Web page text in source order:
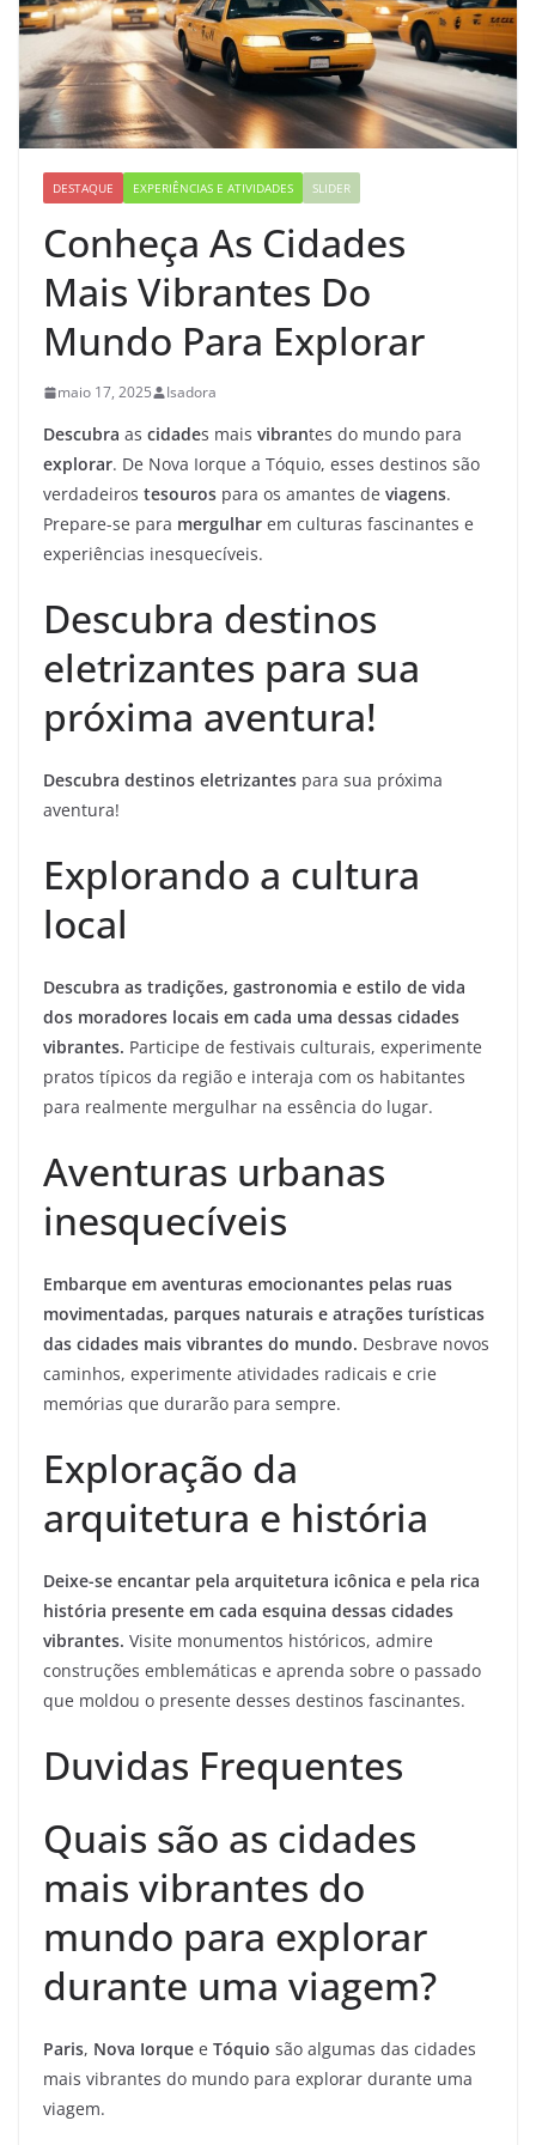
DESTAQUE EXPERIÊNCIAS E ATIVIDADES SLIDER
Conheça As Cidades
Mais Vibrantes Do
Mundo Para Explorar
maio 17, 2025 Isadora
Descubra as cidades mais vibrantes do mundo para
explorar. De Nova Iorque a Tóquio, esses destinos são
verdadeiros tesouros para os amantes de viagens.
Prepare-se para mergulhar em culturas fascinantes e
experiências inesquecíveis.
Descubra destinos
eletrizantes para sua
próxima aventura!
Descubra destinos eletrizantes para sua próxima
aventura!
Explorando a cultura
local
Descubra as tradições, gastronomia e estilo de vida
dos moradores locais em cada uma dessas cidades
vibrantes. Participe de festivais culturais, experimente
pratos típicos da região e interaja com os habitantes
para realmente mergulhar na essência do lugar.
Aventuras urbanas
inesquecíveis
Embarque em aventuras emocionantes pelas ruas
movimentadas, parques naturais e atrações turísticas
das cidades mais vibrantes do mundo. Desbrave novos
caminhos, experimente atividades radicais e crie
memórias que durarão para sempre.
Exploração da
arquitetura e história
Deixe-se encantar pela arquitetura icônica e pela rica
história presente em cada esquina dessas cidades
vibrantes. Visite monumentos históricos, admire
construções emblemáticas e aprenda sobre o passado
que moldou o presente desses destinos fascinantes.
Duvidas Frequentes
Quais são as cidades
mais vibrantes do
mundo para explorar
durante uma viagem?
Paris, Nova Iorque e Tóquio são algumas das cidades
mais vibrantes do mundo para explorar durante uma
viagem.